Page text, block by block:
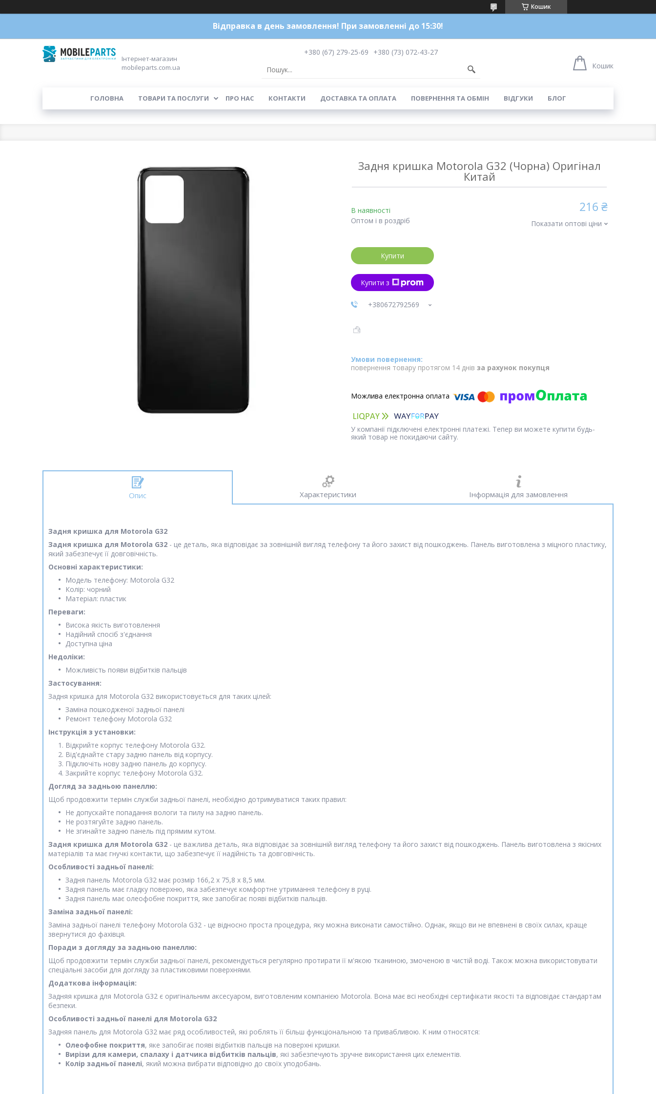
Кошик
Відправка в день замовлення! При замовленні до 15:30!
Інтернет-магазин
mobileparts.com.ua
+380 (67) 279-25-69
+380 (73) 072-43-27
Кошик
ГОЛОВНА ТОВАРИ ТА ПОСЛУГИ ПРО НАС КОНТАКТИ ДОСТАВКА ТА ОПЛАТА ПОВЕРНЕННЯ ТА ОБМІН ВІДГУКИ БЛОГ
Задня кришка Motorola G32 (Чорна) Оригінал
Китай
В наявності
Оптом і в роздріб
216 ₴
Показати оптові ціни
Купити
Купити з
+380672792569
повернення товару протягом 14 днів за рахунок покупця
У компанії підключені електронні платежі. Тепер ви можете купити будь-
який товар не покидаючи сайту.
Опис Характеристики Інформація для замовлення
Задня кришка для Motorola G32
Задня кришка для Motorola G32 - це деталь, яка відповідає за зовнішній вигляд телефону та його захист від пошкоджень. Панель виготовлена з міцного пластику,
який забезпечує її довговічність.
Основні характеристики:
Модель телефону: Motorola G32
Колір: чорний
Матеріал: пластик
Переваги:
Висока якість виготовлення
Надійний спосіб з'єднання
Доступна ціна
Недоліки:
Можливість появи відбитків пальців
Застосування:
Задня кришка для Motorola G32 використовується для таких цілей:
Заміна пошкодженої задньої панелі
Ремонт телефону Motorola G32
Інструкція з установки:
Відкрийте корпус телефону Motorola G32.
Від'єднайте стару задню панель від корпусу.
Підключіть нову задню панель до корпусу.
Закрийте корпус телефону Motorola G32.
Догляд за задньою панеллю:
Щоб продовжити термін служби задньої панелі, необхідно дотримуватися таких правил:
Не допускайте попадання вологи та пилу на задню панель.
Не розтягуйте задню панель.
Не згинайте задню панель під прямим кутом.
Задня кришка для Motorola G32 - це важлива деталь, яка відповідає за зовнішній вигляд телефону та його захист від пошкоджень. Панель виготовлена з якісних
матеріалів та має гнучкі контакти, що забезпечує її надійність та довговічність.
Особливості задньої панелі:
Задня панель Motorola G32 має розмір 166,2 x 75,8 x 8,5 мм.
Задня панель має гладку поверхню, яка забезпечує комфортне утримання телефону в руці.
Задня панель має олеофобне покриття, яке запобігає появі відбитків пальців.
Заміна задньої панелі:
Заміна задньої панелі телефону Motorola G32 - це відносно проста процедура, яку можна виконати самостійно. Однак, якщо ви не впевнені в своїх силах, краще
звернутися до фахівця.
Поради з догляду за задньою панеллю:
Щоб продовжити термін служби задньої панелі, рекомендується регулярно протирати її м'якою тканиною, змоченою в чистій воді. Також можна використовувати
спеціальні засоби для догляду за пластиковими поверхнями.
Додаткова інформація:
Задняя кришка для Motorola G32 є оригінальним аксесуаром, виготовленим компанією Motorola. Вона має всі необхідні сертифікати якості та відповідає стандартам
безпеки.
Особливості задньої панелі для Motorola G32
Задняя панель для Motorola G32 має ряд особливостей, які роблять її більш функціональною та привабливою. К ним относятся:
Олеофобне покриття, яке запобігає появі відбитків пальців на поверхні кришки.
Вирізи для камери, спалаху і датчика відбитків пальців, які забезпечують зручне використання цих елементів.
Колір задньої панелі, який можна вибрати відповідно до своїх уподобань.